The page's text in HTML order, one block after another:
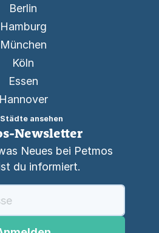
Berlin
Hamburg
München
Köln
Essen
Hannover
ansehen
Newsletter
Neues bei Petmos
du informiert.